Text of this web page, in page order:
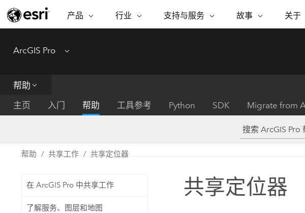
产品
ARCGIS
完整的 SaaS 制图平台
ArcGIS Enterprise
开发者技术
构建制图和空间分析应用程序
功能
将位置引入分析
集成、编辑和共享空间数据
行业
行业
保护
能源公用事业
州和地方政府
交通运输
专题倡议
基础设施管理
者了解基础设施工程
探索基础设施管理
支持与服务
支持与服务 自助服
文档
My
故事
ESRI 故事
现实世界的全球 GIS
客
所有故事
关于
关于
合作
招贤
ArcGIS Pro Menu
帮助
主页
入门 帮助 工具参考 Python SDK Migrate from
帮助 共享工作 共享定位器
在 ArcGIS Pro 中共享工作
了解服务、图层和地图
共享定位器